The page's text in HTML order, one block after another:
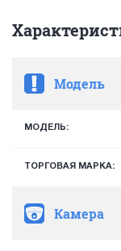
Модель
МОДЕЛЬ:
ТОРГОВАЯ МАРКА:
Камера